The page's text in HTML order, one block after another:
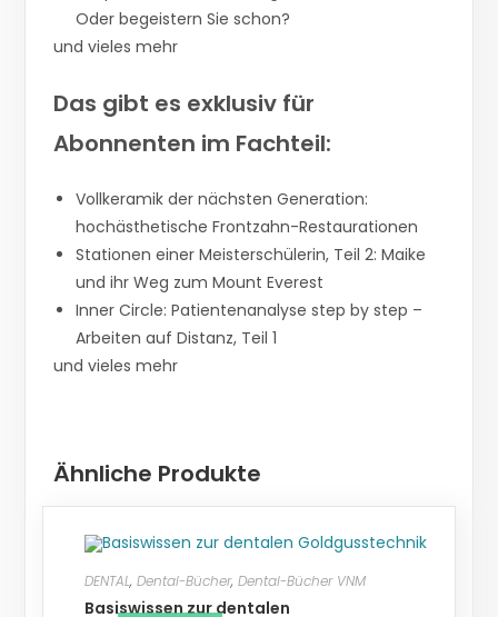
Oder begeistern Sie schon?
und vieles mehr
Das gibt es exklusiv für
Abonnenten im Fachteil:
Vollkeramik der nächsten Generation:
hochästhetische Frontzahn-Restaurationen
Stationen einer Meisterschülerin, Teil 2: Maike
und ihr Weg zum Mount Everest
Inner Circle: Patientenanalyse step by step –
Arbeiten auf Distanz, Teil 1
und vieles mehr
Ähnliche Produkte
DENTAL, Dental-Bücher, Dental-Bücher VNM
Basiswissen zur dentalen